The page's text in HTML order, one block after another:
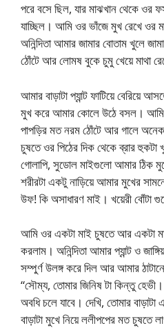
পরে বসে ছিল, যার মাঝখান থেকে ওর
যাচ্ছিল। আমি ওর ভাঁজে মুখ রেখে ওর
অনিন্দিতা আমার জামার বোতাম খুলে
ঠোঁটে আর লোমষ বুকে চুমু খেয়ে মাথা
আমার বাড়াটা প্যান্ট ফাটিয়ে বেরিয়ে
মুখ করে আমার কোলে উঠে বসল। আমি
পাপড়ির মত নরম ঠোঁটে আর গালে
চুষতে ওর পিঠের দিক থেকে ব্রার হুকটা
গোলাপি, সুডোল মাইগুলো আমার ঠিক
শরীরটা একটু নাড়িয়ে আমার মুখের
উফ! কি অসাধারণ মাই। খয়েরী বোঁটা
আমি ওর একটা মাই চুষতে আর একটা
করলাম। অনিন্দিতা আমার প্যান্ট ও
সম্পুর্ণ উলঙ্গ করে দিল আর আমার
“সৌম্য, তোমার জিনিষ টা কিন্তু
অবধি চলে যাবে। দেখি, তোমার
বাড়াটা মুখে নিয়ে ললীপপের মত